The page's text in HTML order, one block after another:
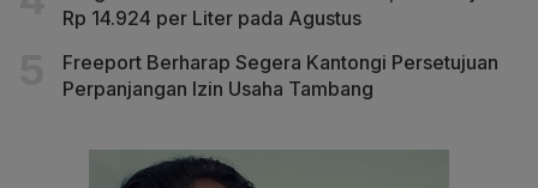
Rp 14.924 per Liter pada Agustus
Freeport Berharap Segera Kantongi Persetujuan
Perpanjangan Izin Usaha Tambang